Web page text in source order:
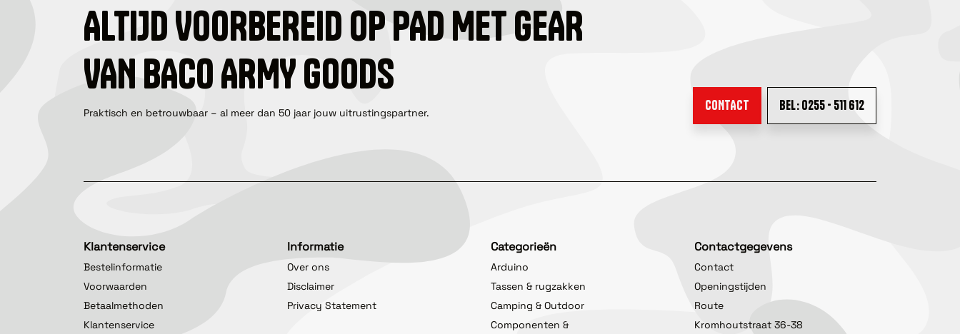
ALTIJD VOORBEREID OP PAD MET GEAR
VAN BACO ARMY GOODS
Praktisch en betrouwbaar – al meer dan 50 jaar jouw uitrustingspartner. CONTACT BEL: 0255 - 511 612
Klantenservice
Bestelinformatie
Voorwaarden
Betaalmethoden
Klantenservice
Informatie
Over ons
Disclaimer
Privacy Statement
Categorieën
Arduino
Tassen & rugzakken
Camping & Outdoor
Componenten &
Contactgegevens
Contact
Openingstijden
Route
Kromhoutstraat 36-38